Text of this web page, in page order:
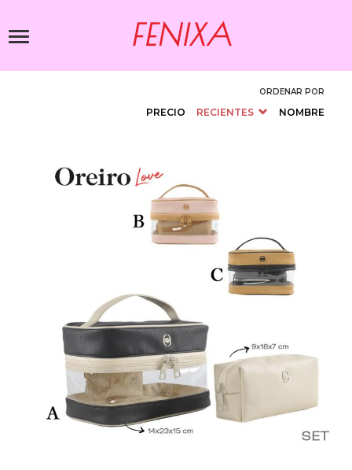
contenido
Toggle
ORDENAR POR
PRECIO RECIENTES NOMBRE